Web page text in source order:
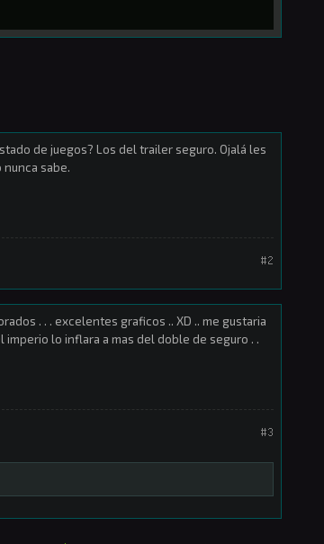
de juegos? Los del trailer seguro. Ojalá les
sabe.
#2
. . . excelentes graficos .. XD .. me gustaria
imperio lo inflara a mas del doble de seguro . .
#3